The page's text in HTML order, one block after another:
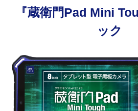
『蔵衛門Pad Mini
ック